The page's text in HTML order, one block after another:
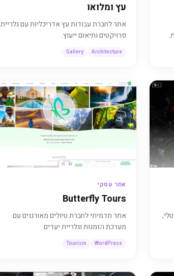
עץ ומלואו
אתר לחברת עבודות עץ אדריכליות עם גלריית
פרויקטים ותיאום ייעוץ.
Architecture
Gallery
אתר עסקי
Butterfly Tours
אתר תדמיתי לחברת טיולים מאורגנים עם
מערכת הזמנות וגלריית יעדים.
WordPress
Tourism